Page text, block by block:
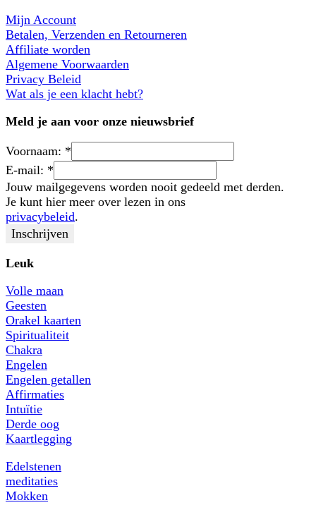
Mijn Account
Betalen, Verzenden en Retourneren
Affiliate worden
Algemene Voorwaarden
Privacy Beleid
Wat als je een klacht hebt?
Meld je aan voor onze nieuwsbrief
Voornaam: *
E-mail: *
Jouw mailgegevens worden nooit gedeeld met derden.
Je kunt hier meer over lezen in ons
privacybeleid.
Leuk
Volle maan
Geesten
Orakel kaarten
Spiritualiteit
Chakra
Engelen
Engelen getallen
Affirmaties
Intuïtie
Derde oog
Kaartlegging
Edelstenen
meditaties
Mokken